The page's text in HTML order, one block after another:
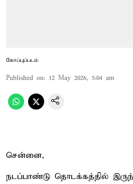
கோப்புப்படம்
Published on: 12 May 2026, 5:04 am
சென்னை,
நடப்பாண்டு தொடக்கத்தில்